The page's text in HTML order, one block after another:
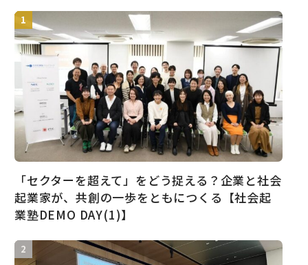
「セクターを超えて」をどう捉える？企業と社会
起業家が、共創の一歩をともにつくる【社会起
業塾DEMO DAY(1)】